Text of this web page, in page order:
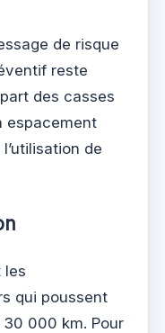
de risque
reste
des casses
espacement
de
les
qui poussent
30 000 km. Pour